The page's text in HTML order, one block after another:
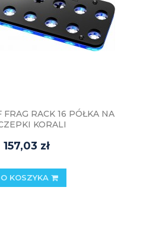
FRAG RACK 16 PÓŁKA NA
KORALI
157,03 zł
KOSZYKA